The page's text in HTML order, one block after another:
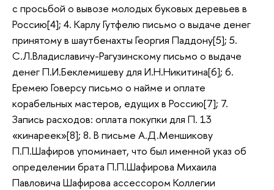
с просьбой о вывозе молодых буковых деревьев в
Россию[4]; 4. Карлу Гутфелю письмо о выдаче денег
принятому в шаутбенахты Георгия Паддону[5]; 5.
С.Л.Владиславичу-Рагузинскому письмо о выдаче
денег П.И.Беклемишеву для И.Н.Никитина[6]; 6.
Еремею Говерсу письмо о найме и оплате
корабельных мастеров, едущих в Россию[7]; 7.
Запись расходов: оплата покупки для П. 13
«кинареек»[8]; 8. В письме А.Д.Меншикову
П.П.Шафиров упоминает, что был именной указ об
определении брата П.П.Шафирова Михаила
Павловича Шафирова ассессором Коллегии